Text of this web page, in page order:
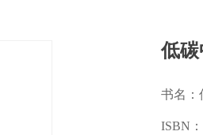
低
书名：
ISBN：